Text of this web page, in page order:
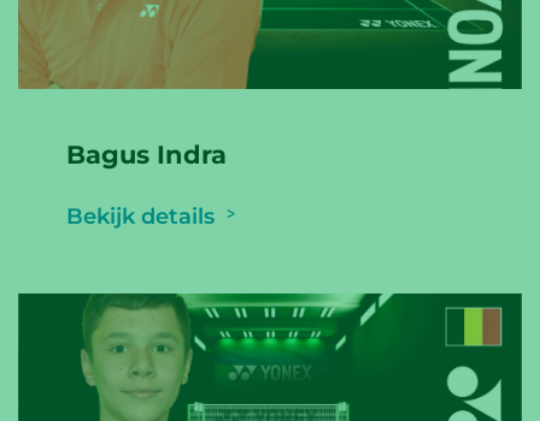
Bagus Indra
Bekijk details